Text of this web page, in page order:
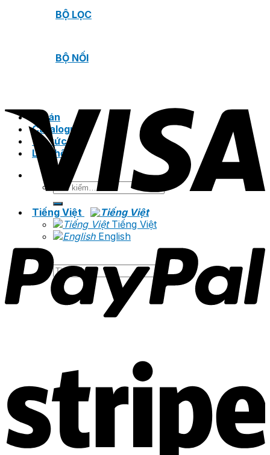
BỘ LỌC
BỘ NỐI
Dự án
Catalogue
Tin tức
Liên hệ
Tìm
Tiếng Việt
Tiếng Việt
English
Tìm
kiếm: